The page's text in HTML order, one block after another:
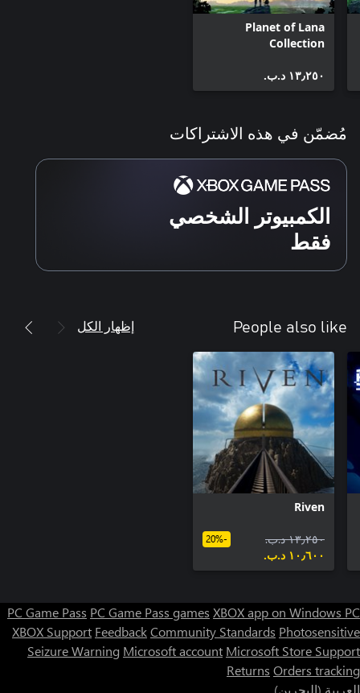
Planet of Lana
Collection
١٣٫٢٥٠ د.ب.‏
مُضمّن في هذه الاشتراكات
الكمبيوتر الشخصي
فقط
People also like إظهار الكل
Riven
١٣٫٢٥٠ د.ب.‏
١٠٫٦٠٠ د.ب.‏
-20%
PC Game Pass PC Game Pass games XBOX app on Windows PC
XBOX Support FeedbackCommunity Standards Photosensitive
Seizure Warning Microsoft account Microsoft Store Support
Returns Orders tracking
العربية (البحرين)